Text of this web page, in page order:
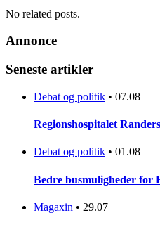
No related posts.
Annonce
Seneste artikler
Debat og politik • 07.08
Regionshospitalet
Debat og politik • 01.08
Bedre busmuligheder for
Magaxin • 29.07